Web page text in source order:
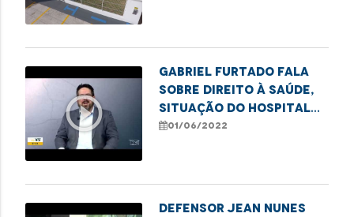
play_circle_outline
Gabriel Furtado fala
sobre direito à saúde,
situação do Hospital
da Criança, dentre
01/06/2022
Defensor Jean Nunes